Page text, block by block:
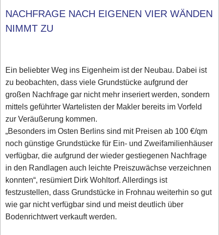
NACHFRAGE NACH EIGENEN VIER WÄNDEN
NIMMT ZU
Ein beliebter Weg ins Eigenheim ist der Neubau. Dabei ist
zu beobachten, dass viele Grundstücke aufgrund der
großen Nachfrage gar nicht mehr inseriert werden, sondern
mittels geführter Wartelisten der Makler bereits im Vorfeld
zur Veräußerung kommen.
„Besonders im Osten Berlins sind mit Preisen ab 100 €/qm
noch günstige Grundstücke für Ein- und Zweifamilienhäuser
verfügbar, die aufgrund der wieder gestiegenen Nachfrage
in den Randlagen auch leichte Preiszuwächse verzeichnen
konnten“, resümiert Dirk Wohltorf. Allerdings ist
festzustellen, dass Grundstücke in Frohnau weiterhin so gut
wie gar nicht verfügbar sind und meist deutlich über
Bodenrichtwert verkauft werden.